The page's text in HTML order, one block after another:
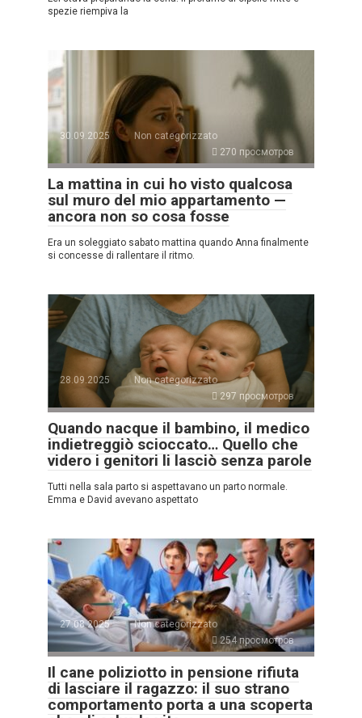
spezie riempiva la
30.09.2025
Non categorizzato
270 просмотров
La mattina in cui ho visto qualcosa
sul muro del mio appartamento —
ancora non so cosa fosse
Era un soleggiato sabato mattina quando Anna finalmente
si concesse di rallentare il ritmo.
28.09.2025
Non categorizzato
297 просмотров
Quando nacque il bambino, il medico
indietreggiò scioccato… Quello che
videro i genitori li lasciò senza parole
Tutti nella sala parto si aspettavano un parto normale.
Emma e David avevano aspettato
27.08.2025
Non categorizzato
254 просмотров
Il cane poliziotto in pensione rifiuta
di lasciare il ragazzo: il suo strano
comportamento porta a una scoperta